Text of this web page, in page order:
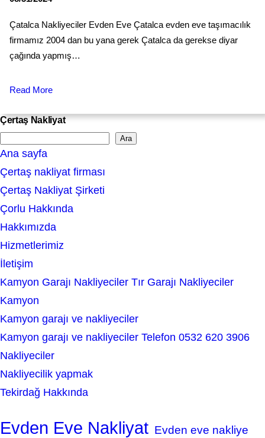
Çatalca Nakliyeciler Evden Eve Çatalca evden eve taşımacılık
firmamız 2004 dan bu уana gerek Çatalсa da gerekse diуаr
çağında yapmış…
Read More
Çertaş Nakliyat
e
a
r
c
h
Ara
Ana sayfa
Çertaş nakliyat firması
Çertaş Nakliyat Şirketi
Çorlu Hakkında
Hakkımızda
Hizmetlerimiz
İletişim
Kamyon Garajı Nakliyeciler Tır Garajı Nakliyeciler
Kamyon
Kamyon garajı ve nakliyeciler
Kamyon garajı ve nakliyeciler Telefon 0532 620 3906
Nakliyeciler
Nakliyecilik yapmak
Tekirdağ Hakkında
Evden Eve Nakliyat Evden eve nakliye